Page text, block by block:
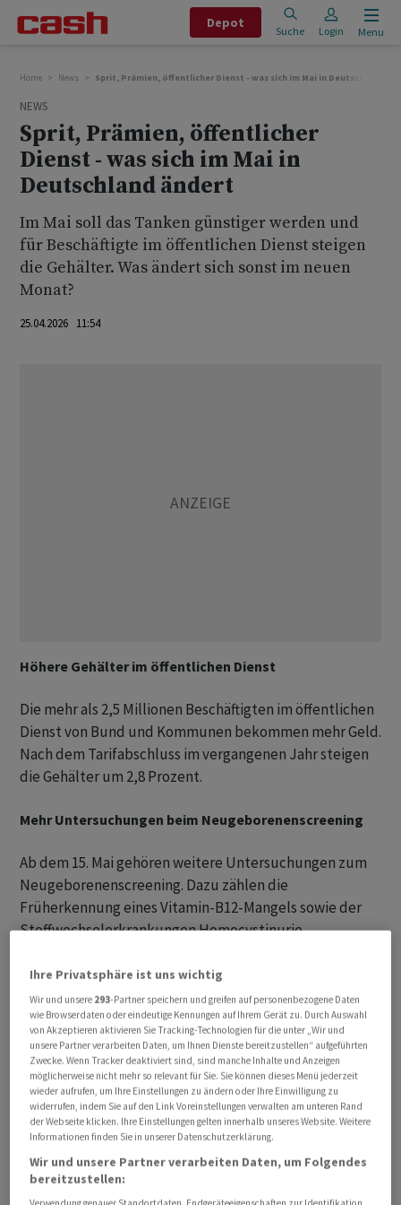
Depot
Suche Login Menu
Home News Sprit, Prämien, öffentlicher Dienst - was sich im Mai in Deutschland
NEWS
Sprit, Prämien, öffentlicher
Dienst - was sich im Mai in
Deutschland ändert
Im Mai soll das Tanken günstiger werden und
für Beschäftigte im öffentlichen Dienst steigen
die Gehälter. Was ändert sich sonst im neuen
Monat?
25.04.2026 11:54
Höhere Gehälter im öffentlichen Dienst
Die mehr als 2,5 Millionen Beschäftigten im öffentlichen
Dienst von Bund und Kommunen bekommen mehr Geld.
Nach dem Tarifabschluss im vergangenen Jahr steigen
die Gehälter um 2,8 Prozent.
Mehr Untersuchungen beim Neugeborenenscreening
Ab dem 15. Mai gehören weitere Untersuchungen zum
Neugeborenenscreening. Dazu zählen die
Früherkennung eines Vitamin-B12-Mangels sowie der
Stoffwechselerkrankungen Homocystinurie,
Neugeborenenscreening sollen angeborene
Stoffwechselerkrankungen und auch Störungen des
Blut- und Immunsystems erkannt werden.
Entlastung für Autofahrer
Ab 1. Mai sollen Benzin und Diesel billiger werden. Von
Anfang Mai bis Ende Juni sollen die Steuern auf Diesel
werden. Seit Beginn des Iran-Krieges Ende Februar sind
die Spritreise stark gestiegen und liegen trotz eines
Ihre Privatsphäre ist uns wichtig
Wir und unsere 293-Partner speichern und greifen auf personenbezogene Daten
wie Browserdaten oder eindeutige Kennungen auf Ihrem Gerät zu. Durch Auswahl
von Akzeptieren aktivieren Sie Tracking-Technologien für die unter „Wir und
unsere Partner verarbeiten Daten, um Ihnen Dienste bereitzustellen“ aufgeführten
Zwecke. Wenn Tracker deaktiviert sind, sind manche Inhalte und Anzeigen
möglicherweise nicht mehr so relevant für Sie. Sie können dieses Menü jederzeit
wieder aufrufen, um Ihre Einstellungen zu ändern oder Ihre Einwilligung zu
widerrufen, indem Sie auf den Link Voreinstellungen verwalten am unteren Rand
der Webseite klicken. Ihre Einstellungen gelten innerhalb unseres Website. Weitere
Informationen finden Sie in unserer Datenschutzerklärung.
Wir und unsere Partner verarbeiten Daten, um Folgendes
bereitzustellen: